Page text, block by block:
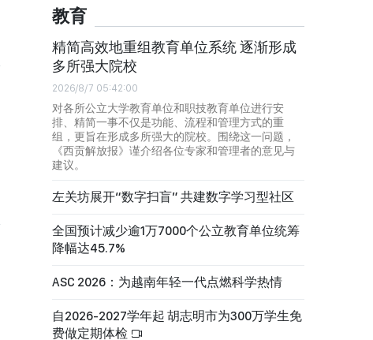
教育
精简高效地重组教育单位系统 逐渐形成
多所强大院校
2026/8/7 05:42:00
对各所公立大学教育单位和职技教育单位进行安
排、精简一事不仅是功能、流程和管理方式的重
组，更旨在形成多所强大的院校。围绕这一问题，
《西贡解放报》谨介绍各位专家和管理者的意见与
建议。
左关坊展开“数字扫盲” 共建数字学习型社区
全国预计减少逾1万7000个公立教育单位统筹
降幅达45.7%
ASC 2026：为越南年轻一代点燃科学热情
自2026-2027学年起 胡志明市为300万学生免
费做定期体检